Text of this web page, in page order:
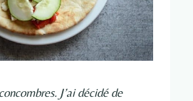
J’ai décidé de